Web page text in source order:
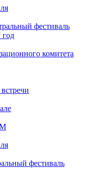
фестиваль
год
комитета
фестиваль